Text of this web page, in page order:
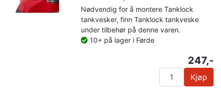
Nødvendig for å montere Tanklock
tankvesker, finn Tanklock tankveske
under tilbehør på denne varen.
10+ på lager i Førde
247,-
Kjøp